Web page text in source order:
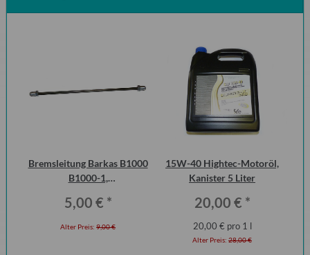
Bremsleitung Barkas B1000
B1000-1,
5,00 € *
Alter Preis: 9,00 €
15W-40 Hightec-Motoröl,
Kanister 5 Liter
20,00 € *
20,00 € pro 1 l
Alter Preis: 28,00 €